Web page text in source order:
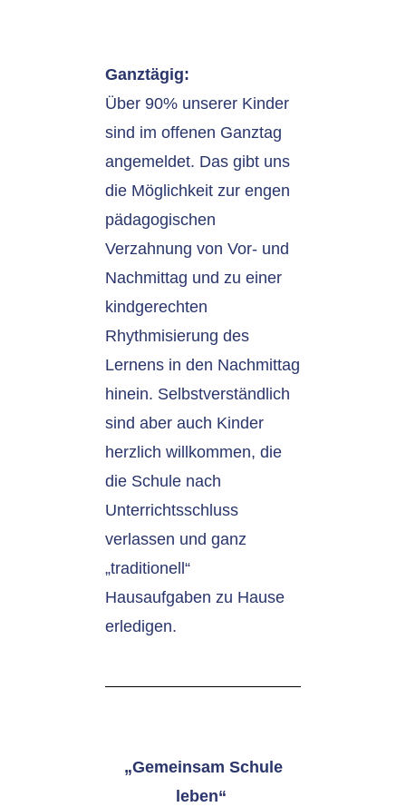
Ganztägig:
Über 90% unserer Kinder
sind im offenen Ganztag
angemeldet. Das gibt uns
die Möglichkeit zur engen
pädagogischen
Verzahnung von Vor- und
Nachmittag und zu einer
kindgerechten
Rhythmisierung des
Lernens in den Nachmittag
hinein. Selbstverständlich
sind aber auch Kinder
herzlich willkommen, die
die Schule nach
Unterrichtsschluss
verlassen und ganz
„traditionell“
Hausaufgaben zu Hause
erledigen.
„Gemeinsam Schule
leben“